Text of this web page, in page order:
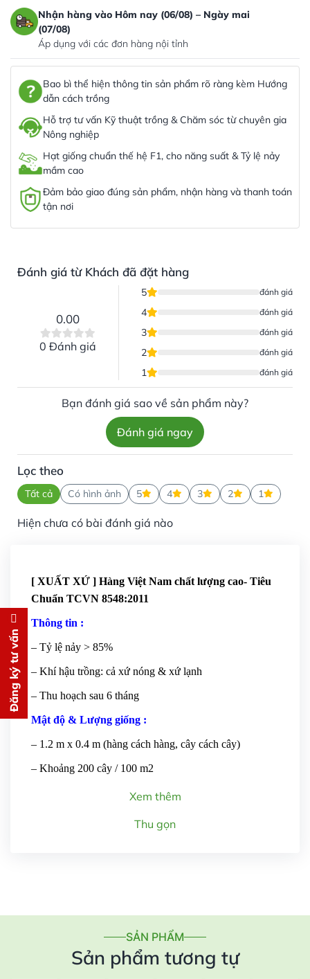
Nhận hàng vào Hôm nay (06/08) – Ngày mai
(07/08)
Áp dụng với các đơn hàng nội tỉnh
Bao bì thể hiện thông tin sản phẩm rõ ràng kèm Hướng
dẫn cách trồng
Hỗ trợ tư vấn Kỹ thuật trồng & Chăm sóc từ chuyên gia
Nông nghiệp
Hạt giống chuẩn thế hệ F1, cho năng suất & Tỷ lệ nảy
mầm cao
Đảm bảo giao đúng sản phẩm, nhận hàng và thanh toán
tận nơi
Đánh giá từ Khách đã đặt hàng
0.00
0 Đánh giá
5 đánh giá
4 đánh giá
3 đánh giá
2 đánh giá
1 đánh giá
Bạn đánh giá sao về sản phẩm này?
Đánh giá ngay
Lọc theo
Tất cả Có hình ảnh 5 4 3 2 1
Hiện chưa có bài đánh giá nào
[ XUẤT XỨ ] Hàng Việt Nam chất lượng cao- Tiêu
Chuẩn TCVN 8548:2011
Thông tin :
– Tỷ lệ nảy > 85%
– Khí hậu trồng: cả xứ nóng & xứ lạnh
– Thu hoạch sau 6 tháng
Mật độ & Lượng giống :
– 1.2 m x 0.4 m (hàng cách hàng, cây cách cây)
– Khoảng 200 cây / 100 m2
Xem thêm
Thu gọn
SẢN PHẨM
Sản phẩm tương tự
Đăng ký tư vấn Đăng ký tư vấn
Chúng tôi sẽ gọi lại tư vấn
MIỄN
cho bạn ngay lập tức